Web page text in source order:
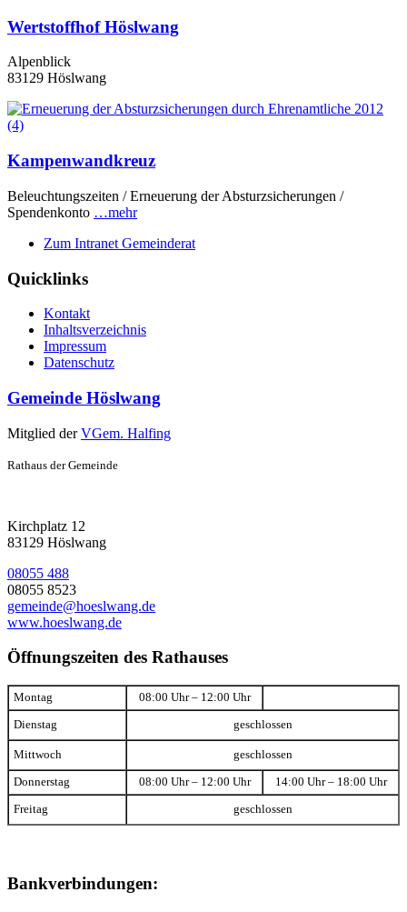
Wertstoffhof Höslwang
Alpenblick
83129 Höslwang
Kampenwandkreuz
Beleuchtungszeiten / Erneuerung der Absturzsicherungen /
Spendenkonto …mehr
Zum Intranet Gemeinderat
Quicklinks
Kontakt
Inhaltsverzeichnis
Impressum
Datenschutz
Gemeinde Höslwang
Mitglied derVGem. Halfing
Rathaus der Gemeinde
Kirchplatz 12
83129 Höslwang
08055 488
08055 8523
gemeinde@hoeslwang.de
www.hoeslwang.de
Öffnungszeiten des Rathauses
Montag 08:00 Uhr – 12:00 Uhr
Dienstag geschlossen
Mittwoch geschlossen
Donnerstag 08:00 Uhr – 12:00 Uhr 14:00 Uhr – 18:00 Uhr
Freitag geschlossen
Bankverbindungen: